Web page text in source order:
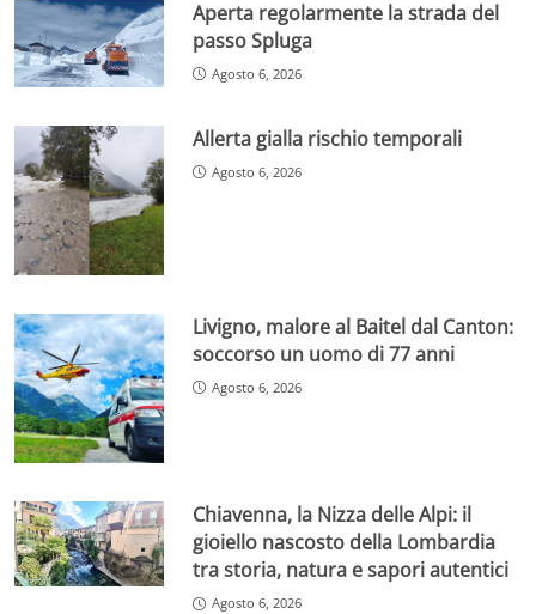
Aperta regolarmente la strada del
passo Spluga
Agosto 6, 2026
Allerta gialla rischio temporali
Agosto 6, 2026
Livigno, malore al Baitel dal Canton:
soccorso un uomo di 77 anni
Agosto 6, 2026
Chiavenna, la Nizza delle Alpi: il
gioiello nascosto della Lombardia
tra storia, natura e sapori autentici
Agosto 6, 2026